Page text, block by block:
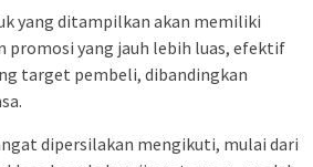
yang ditampilkan akan memiliki
promosi yang jauh lebih luas, efektif
target pembeli, dibandingkan
dipersilakan mengikuti, mulai dari